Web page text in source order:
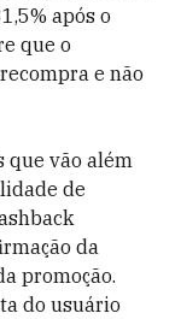
após o
que o
e não
que vão além
de
da
promoção.
do usuário